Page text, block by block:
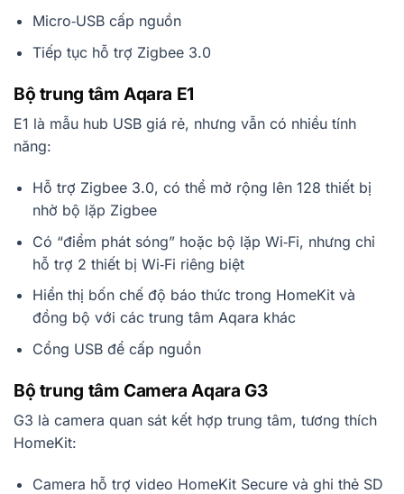
Micro‑USB cấp nguồn
Tiếp tục hỗ trợ Zigbee 3.0
Bộ trung tâm Aqara E1
E1 là mẫu hub USB giá rẻ, nhưng vẫn có nhiều tính
năng:
Hỗ trợ Zigbee 3.0, có thể mở rộng lên 128 thiết bị
nhờ bộ lặp Zigbee
Có “điểm phát sóng” hoặc bộ lặp Wi‑Fi, nhưng chỉ
hỗ trợ 2 thiết bị Wi‑Fi riêng biệt
Hiển thị bốn chế độ báo thức trong HomeKit và
đồng bộ với các trung tâm Aqara khác
Cổng USB để cấp nguồn
Bộ trung tâm Camera Aqara G3
G3 là camera quan sát kết hợp trung tâm, tương thích
HomeKit:
Camera hỗ trợ video HomeKit Secure và ghi thẻ SD